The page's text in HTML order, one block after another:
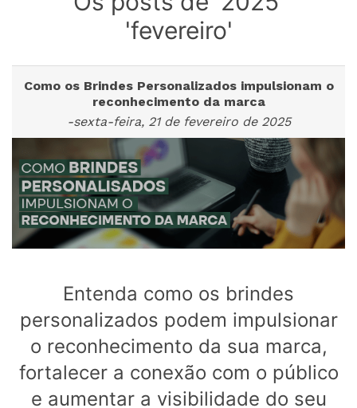
'fevereiro'
Como os Brindes Personalizados impulsionam o
reconhecimento da marca
-sexta-feira, 21 de fevereiro de 2025
Entenda como os brindes
personalizados podem impulsionar
o reconhecimento da sua marca,
fortalecer a conexão com o público
e aumentar a visibilidade do seu